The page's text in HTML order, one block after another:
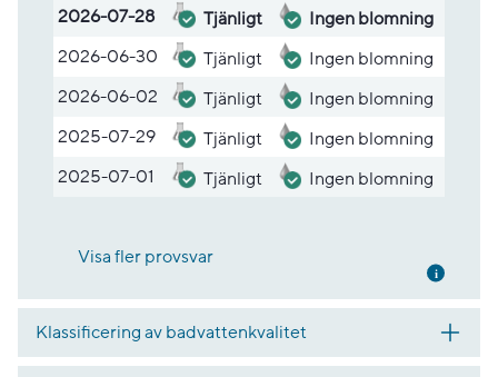
Lista med provsvar
2026-07-28
Tjänligt
Ingen blomning
2026-06-30
Tjänligt
Ingen blomning
2026-06-02
Tjänligt
Ingen blomning
2025-07-29
Tjänligt
Ingen blomning
2025-07-01
Tjänligt Ingen blomning
Visa fler provsvar Mer
Klassificering av badvattenkvalitet